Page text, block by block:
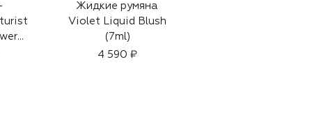
Жидкие румяна
Violet Liquid Blush
(7ml)
4 590 ₽